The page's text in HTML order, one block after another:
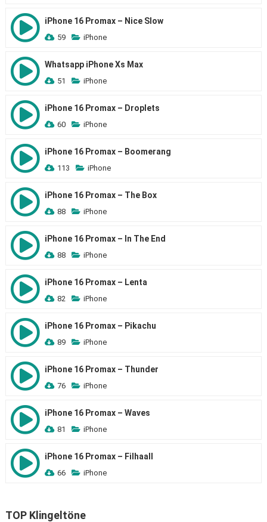
iPhone 16 Promax – Nice Slow
59 iPhone
Whatsapp iPhone Xs Max
51 iPhone
iPhone 16 Promax – Droplets
60 iPhone
iPhone 16 Promax – Boomerang
113 iPhone
iPhone 16 Promax – The Box
88 iPhone
iPhone 16 Promax – In The End
88 iPhone
iPhone 16 Promax – Lenta
82 iPhone
iPhone 16 Promax – Pikachu
89 iPhone
iPhone 16 Promax – Thunder
76 iPhone
iPhone 16 Promax – Waves
81 iPhone
iPhone 16 Promax – Filhaall
66 iPhone
TOP Klingeltöne